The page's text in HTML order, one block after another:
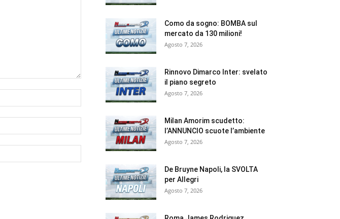
Como da sogno: BOMBA sul
mercato da 130 milioni!
Agosto 7, 2026
Rinnovo Dimarco Inter: svelato
il piano segreto
Agosto 7, 2026
Milan Amorim scudetto:
l’ANNUNCIO scuote l’ambiente
Agosto 7, 2026
De Bruyne Napoli, la SVOLTA
per Allegri
Agosto 7, 2026